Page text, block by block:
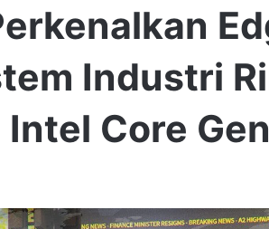
Industri
Core